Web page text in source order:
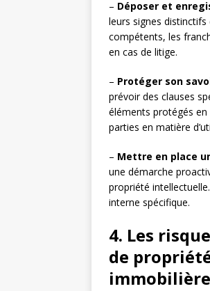
– Déposer et
leurs signes
compétents, les
en cas de litige.
– Protéger son
prévoir des clauses
éléments protégés
parties en matière
– Mettre en place
une démarche
propriété
interne spécifique.
4. Les
de